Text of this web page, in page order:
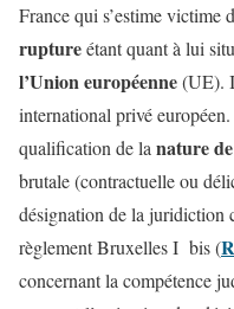
France qui s’estime victime
ruptureétant quant à lui
l’Union européenne(UE).
international privé
qualification de lanature
brutale (contractuelle ou
désignation de la juridiction
règlement Bruxelles I bis (
concernant la compétence